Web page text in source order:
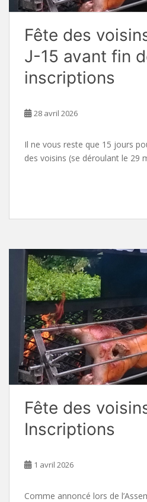
Fête des
J-15 avant fin
inscriptions
28 avril 2026
Il ne vous reste que 15 jours
des voisins (se déroulant le 29
Fête des
Inscriptions
1 avril 2026
Comme annoncé lors de